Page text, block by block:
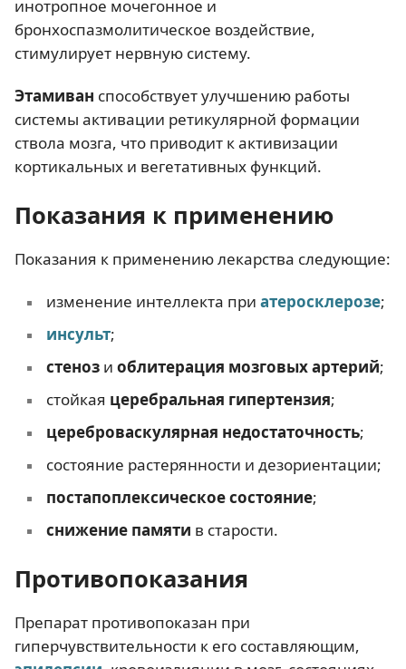
инотропное мочегонное и
бронхоспазмолитическое воздействие,
стимулирует нервную систему.
Этамиван способствует улучшению работы
системы активации ретикулярной формации
ствола мозга, что приводит к активизации
кортикальных и вегетативных функций.
Показания к применению
Показания к применению лекарства следующие:
изменение интеллекта при атеросклерозе;
инсульт;
стенози облитерация мозговых артерий;
стойкая церебральная гипертензия;
цереброваскулярная недостаточность;
состояние растерянности и дезориентации;
постапоплексическое состояние;
снижение памяти в старости.
Противопоказания
Препарат противопоказан при
гиперчувствительности к его составляющим,